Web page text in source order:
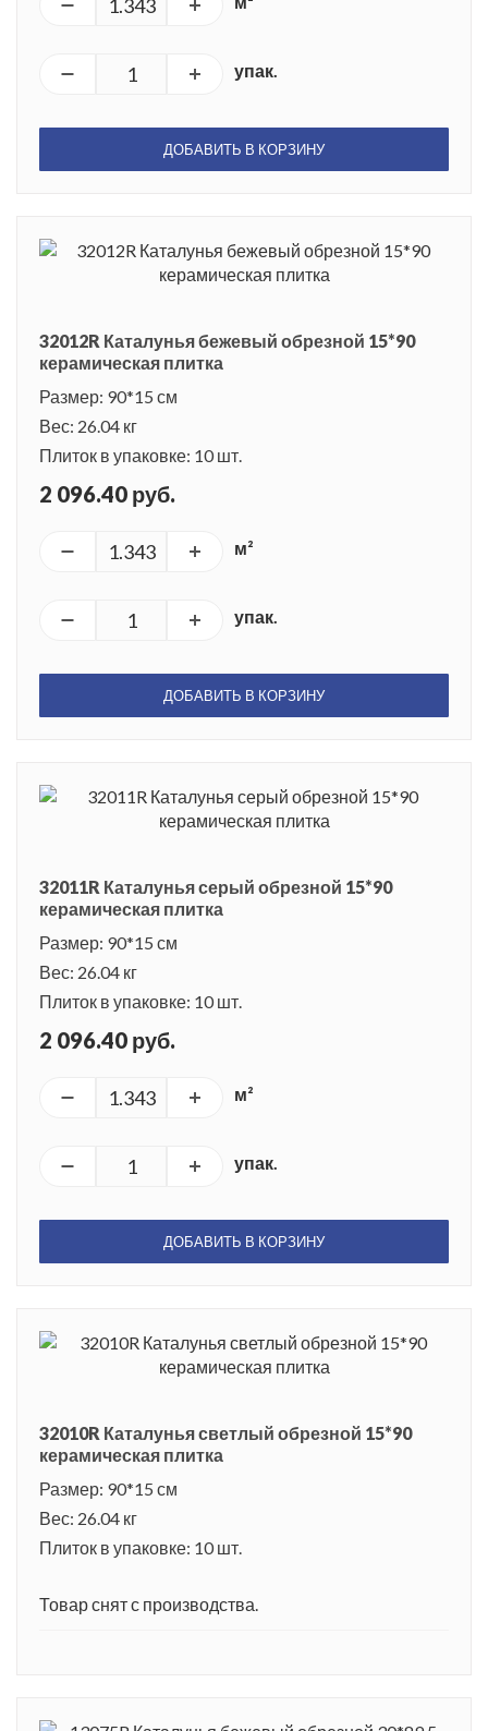
упак.
ДОБАВИТЬ В КОРЗИНУ
32012R Каталунья бежевый обрезной 15*90
керамическая плитка
Размер: 90*15 см
Вес: 26.04 кг
Плиток в упаковке: 10 шт.
2 096.40 руб.
м²
упак.
ДОБАВИТЬ В КОРЗИНУ
32011R Каталунья серый обрезной 15*90
керамическая плитка
Размер: 90*15 см
Вес: 26.04 кг
Плиток в упаковке: 10 шт.
2 096.40 руб.
м²
упак.
ДОБАВИТЬ В КОРЗИНУ
32010R Каталунья светлый обрезной 15*90
керамическая плитка
Размер: 90*15 см
Вес: 26.04 кг
Плиток в упаковке: 10 шт.
Товар снят с производства.